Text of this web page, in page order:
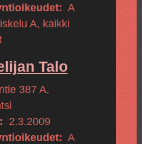
A
A, kaikki
Talo
387 A,
2.3.2009
A